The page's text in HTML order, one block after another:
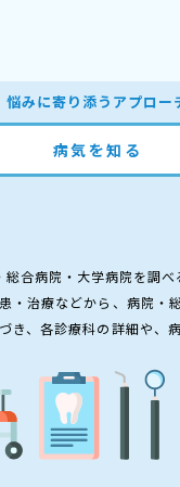
悩みに寄り添うアプロー
病気を知る
合病院・大学病院を調べ
治療などから、病院・
、各診療科の詳細や、